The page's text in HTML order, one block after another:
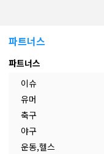
파트너스
파트너스
이슈
유머
축구
야구
운동,헬스